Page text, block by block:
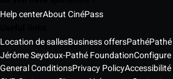
Help centerAbout CinéPass
Location de sallesBusiness offersPathé
Jérôme Seydoux-Pathé Foundation
General ConditionsPrivacy Policy